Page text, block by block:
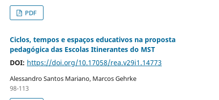
PDF
Ciclos, tempos e espaços educativos na proposta
pedagógica das Escolas Itinerantes do MST
DOI: https://doi.org/10.17058/rea.v29i1.14773
Alessandro Santos Mariano, Marcos Gehrke
98-113